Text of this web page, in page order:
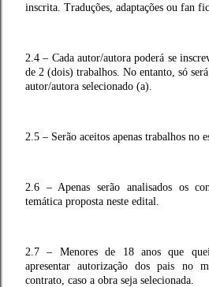
inscrita. Traduções, adaptações ou fan
2.4 – Cada autor/autora poderá se
de 2 (dois) trabalhos. No entanto, só
autor/autora selecionado (a).
2.5 – Serão aceitos apenas trabalhos no
2.6 – Apenas serão analisados os
temática proposta neste edital.
2.7 – Menores de 18 anos que
apresentar autorização dos pais no
contrato, caso a obra seja selecionada.